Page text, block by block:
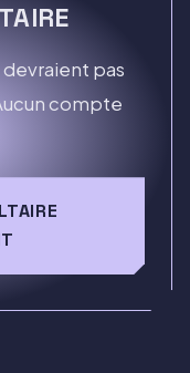
pas
compte